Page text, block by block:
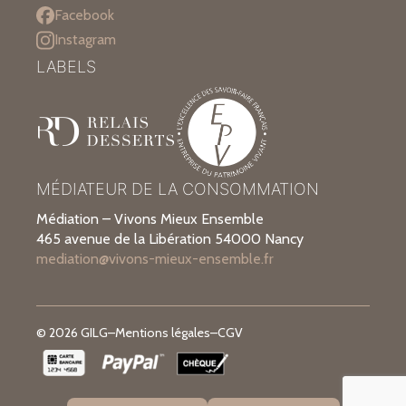
Facebook
Instagram
MÉDIATEUR DE LA CONSOMMATION
Médiation – Vivons Mieux Ensemble
465 avenue de la Libération 54000 Nancy
mediation@vivons-mieux-ensemble.fr
LABELS
© 2026 GILG–Mentions légales–CGV